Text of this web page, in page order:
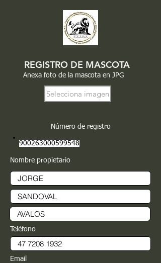
REGISTRO DE MASCOTA
Anexa foto de la mascota en JPG
Selecciona imagen
Número de registro
900263000599548
Nombre propietario
Teléfono
Email